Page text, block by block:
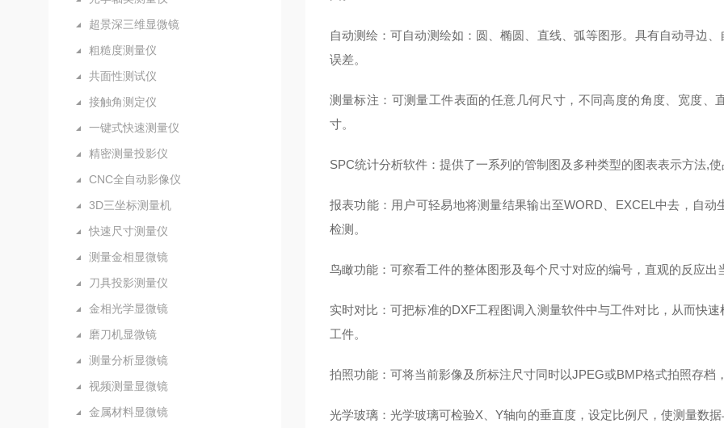
超景深三维显微镜
粗糙度测量仪
共面性测试仪
接触角测定仪
一键式快速测量仪
精密测量投影仪
CNC全自动影像仪
3D三坐标测量机
快速尺寸测量仪
测量金相显微镜
刀具投影测量仪
金相光学显微镜
磨刀机显微镜
测量分析显微镜
视频测量显微镜
金属材料显微镜
自动测绘：可自动测绘如：圆、椭圆、直线、弧等图形。具有自动寻边
误差。
测量标注：可测量工件表面的任意几何尺寸，不同高度的角度、宽度
寸。
SPC统计分析软件：提供了一系列的管制图及多种类型的图表表示方法,
报表功能：用户可轻易地将测量结果输出至WORD、EXCEL中去，自
检测。
鸟瞰功能：可察看工件的整体图形及每个尺寸对应的编号，直观的反应
实时对比：可把标准的DXF工程图调入测量软件中与工件对比，从而快
工件。
拍照功能：可将当前影像及所标注尺寸同时以JPEG或BMP格式拍照存档
光学玻璃：光学玻璃可检验X、Y轴向的垂直度，设定比例尺，使测量数